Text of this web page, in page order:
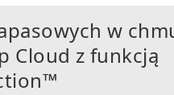
w
Cloud z funkcją